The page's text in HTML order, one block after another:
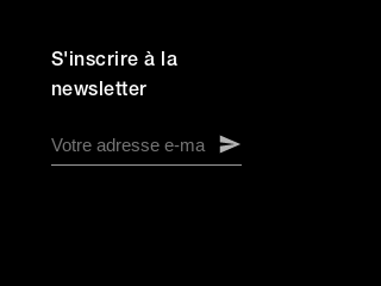
S'inscrire à la
newsletter